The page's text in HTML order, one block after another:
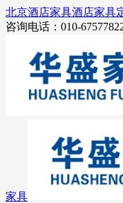
北京酒店家具酒店家具
咨询电话：010-
家具